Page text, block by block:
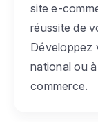
site e-
réussite de
Développez
national ou
commerce.